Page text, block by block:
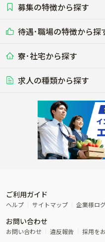
その他（独立・副業など）
酪農
する牧場
養豚
る養豚場
レースで活躍する馬の手入れや子馬
畑・圃場で野菜・穀物を生産
稲作
ビニールハウスで観賞用植物の栽
農業資材･肥料
農場設備・肥料・飼料の生産・流
農業用の機械・機材の開発・販
製造･加工･販売
その他農業関連企業
ネス
その他業種
木材の植林・伐採・加工、または
農場･牧場･現場職
研究･開発
その他職種
募集の特徴から探す
未経験歓迎
学歴不問
50代採用実績あり
内定まで最短1週間
待遇･職場の特徴から探
社会保険完備
食事補助あり
経験者優遇
寮･社宅から探す
単身寮あり
寮･社宅相談可
求人の種類から探す
転職おまかせ求人
ご利用ガイド
ヘルプ サイトマップ 企業様ロ
お問い合わせ
お問い合わせ 違反報告 採用を